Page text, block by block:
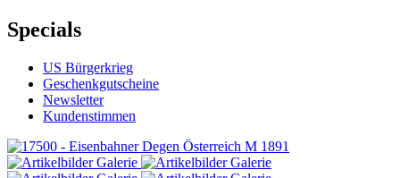
Specials
US Bürgerkrieg
Geschenkgutscheine
Newsletter
Kundenstimmen